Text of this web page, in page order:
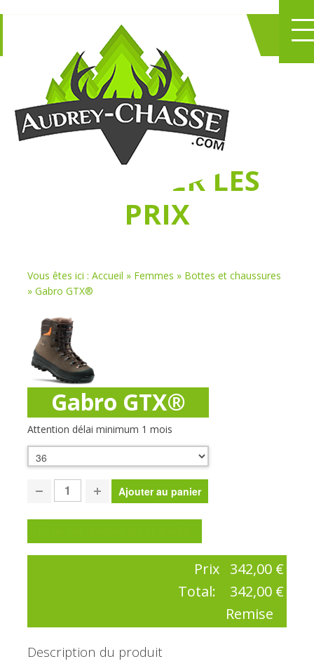
NE PERDEZ PLUS
DE TEMPS
CHASSER LES
PRIX
Vous êtes ici : Accueil » Femmes » Bottes et chaussures
» Gabro GTX®
Gabro GTX®
Attention délai minimum 1 mois
Prix 342,00 €
Total:
342,00 €
Remise
Description du produit